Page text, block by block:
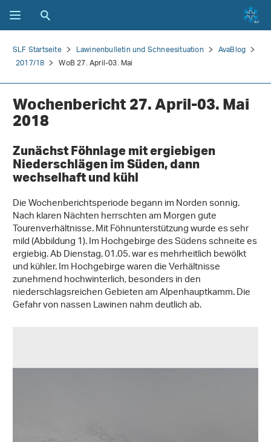
SLF Startseite Lawinenbulletin und Schneesituation
AvaBlog
2017/18
WoB 27. April-03. Mai
Wochenbericht 27. April-03. Mai
2018
Zunächst Föhnlage mit ergiebigen
Niederschlägen im Süden, dann
wechselhaft und kühl
Die Wochenberichtsperiode begann im Norden sonnig.
Nach klaren Nächten herrschten am Morgen gute
Tourenverhältnisse. Mit Föhnunterstützung wurde es sehr
mild (Abbildung 1). Im Hochgebirge des Südens schneite es
ergiebig. Ab Dienstag, 01.05. war es mehrheitlich bewölkt
und kühler. Im Hochgebirge waren die Verhältnisse
zunehmend hochwinterlich, besonders in den
niederschlagsreichen Gebieten am Alpenhauptkamm. Die
Gefahr von nassen Lawinen nahm deutlich ab.